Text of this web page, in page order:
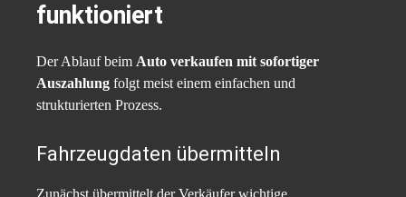
funktioniert
Der Ablauf beim Auto verkaufen mit sofortiger
Auszahlung folgt meist einem einfachen und
strukturierten Prozess.
Fahrzeugdaten übermitteln